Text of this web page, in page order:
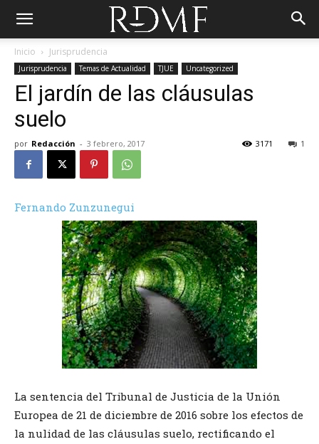
Inicio Jurisprudencia
Jurisprudencia Temas de Actualidad TJUE Uncategorized
El jardín de las cláusulas
suelo
por Redacción - 3 febrero, 2017 1
3171
Fernando Zunzunegui
La sentencia del Tribunal de Justicia de la Unión
Europea de 21 de diciembre de 2016 sobre los efectos de
la nulidad de las cláusulas suelo, rectificando el